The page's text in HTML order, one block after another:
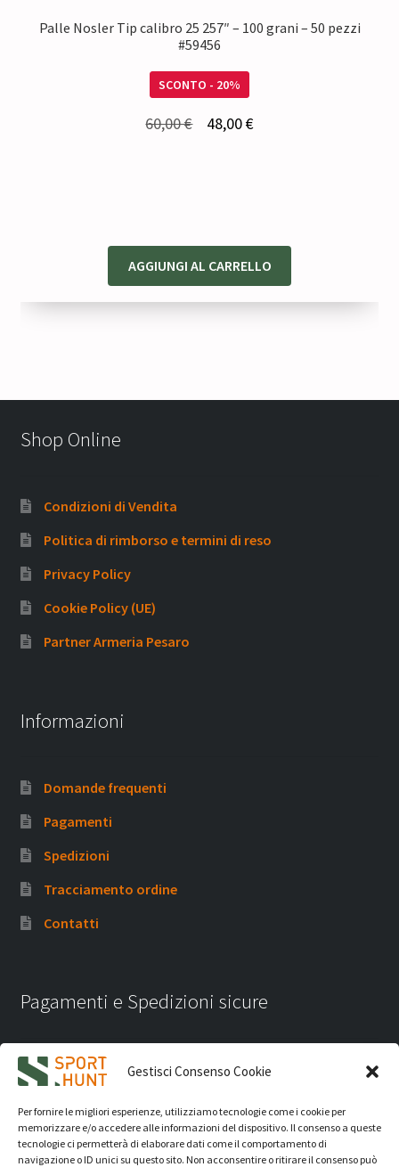
Gestisci Consenso Cookie
Per fornire le migliori esperienze, utilizziamo tecnologie come i cookie per
memorizzare e/o accedere alle informazioni del dispositivo. Il consenso a queste
tecnologie ci permetterà di elaborare dati come il comportamento di
navigazione o ID unici su questo sito. Non acconsentire o ritirare il consenso può
Palle Nosler Tip calibro 25 257″ – 100 grani – 50 pezzi
#59456
SCONTO - 20%
60,00€ 48,00€Il
AGGIUNGI AL CARRELLO
Shop Online
Condizioni di Vendita
Politica di rimborso e termini di reso
Privacy Policy
Cookie Policy (UE)
Partner Armeria Pesaro
Informazioni
Domande frequenti
Pagamenti
Spedizioni
Tracciamento ordine
Contatti
Pagamenti e Spedizioni sicure